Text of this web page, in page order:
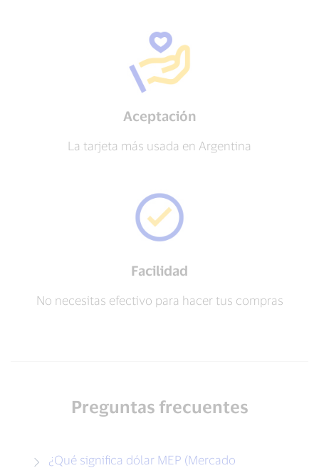
Aceptación
La tarjeta más usada en Argentina
Facilidad
No necesitas efectivo para hacer tus compras
Preguntas frecuentes